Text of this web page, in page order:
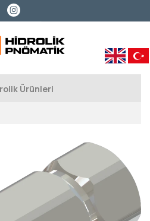
Ürünleri
ve Motorlar